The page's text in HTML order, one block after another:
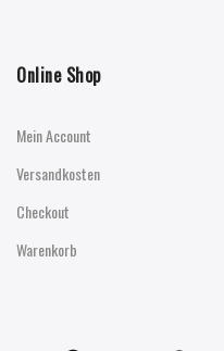
Online Shop
Mein Account
Versandkosten
Checkout
Warenkorb